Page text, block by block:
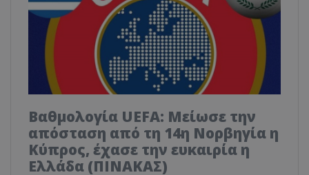
Βαθμολογία UEFA: Μείωσε την
απόσταση από τη 14η Νορβηγία η
Κύπρος, έχασε την ευκαιρία η
Ελλάδα (ΠΙΝΑΚΑΣ)